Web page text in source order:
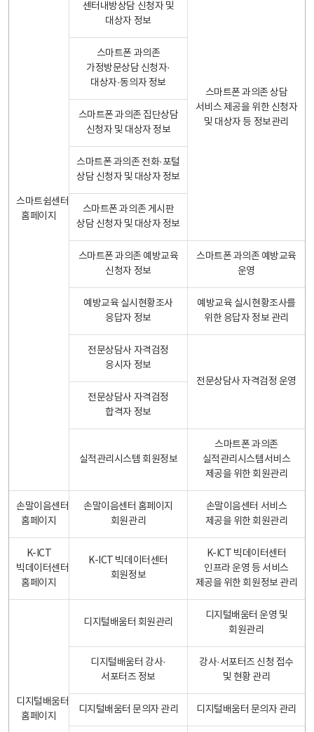
스마트쉼센터
홈페이지
센터내방상담 신청자 및
대상자 정보
스마트폰 과의존 상담
서비스 제공을 위한 신청자
및 대상자 등 정보관리
스마트폰 과의존
가정방문상담 신청자·
대상자·동의자 정보
스마트폰 과의존 집단상담
신청자 및 대상자 정보
스마트폰 과의존 전화·포털
상담 신청자 및 대상자 정보
스마트폰 과의존 게시판
상담 신청자 및 대상자 정보
스마트폰 과의존 예방교육
신청자 정보
스마트폰 과의존 예방교육
운영
예방교육 실시현황조사
응답자 정보
예방교육 실시현황조사를
위한 응답자 정보 관리
전문상담사 자격검정
응시자 정보
전문상담사 자격검정 운영
전문상담사 자격검정
합격자 정보
실적관리시스템 회원정보
스마트폰 과의존
실적관리시스템서비스
제공을 위한 회원관리
손말이음센터
홈페이지
손말이음센터 홈페이지
회원관리
손말이음센터 서비스
제공을 위한 회원관리
K-ICT
빅데이터센터
홈페이지
K-ICT 빅데이터센터
회원정보
K-ICT 빅데이터센터
인프라 운영 등 서비스
제공을 위한 회원정보 관리
디지털배움터
홈페이지
디지털배움터 회원관리
디지털배움터 운영 및
회원관리
디지털배움터 강사·
서포터즈 정보
강사·서포터즈 신청 접수
및 현황 관리
디지털배움터 문의자 관리 디지털배움터 문의자 관리